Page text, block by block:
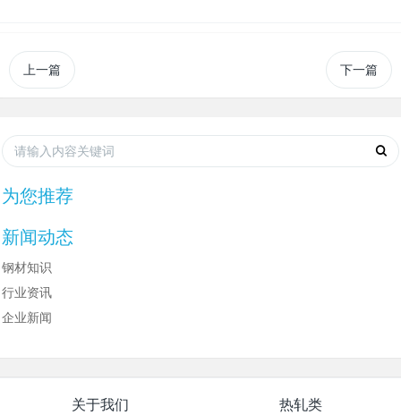
上一篇 下一篇
为您推荐
新闻动态
钢材知识
行业资讯
企业新闻
关于我们 热轧类